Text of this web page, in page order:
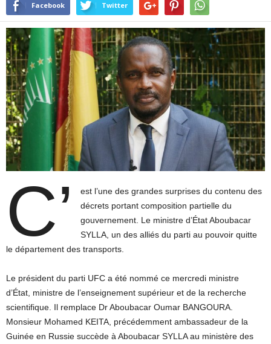
Facebook Twitter
C’
est l’une des grandes surprises du contenu des
décrets portant composition partielle du
gouvernement. Le ministre d’État Aboubacar
SYLLA, un des alliés du parti au pouvoir quitte
le département des transports.
Le président du parti UFC a été nommé ce mercredi ministre
d’État, ministre de l’enseignement supérieur et de la recherche
scientifique. Il remplace Dr Aboubacar Oumar BANGOURA.
Monsieur Mohamed KEITA, précédemment ambassadeur de la
Guinée en Russie succède à Aboubacar SYLLA au ministère des